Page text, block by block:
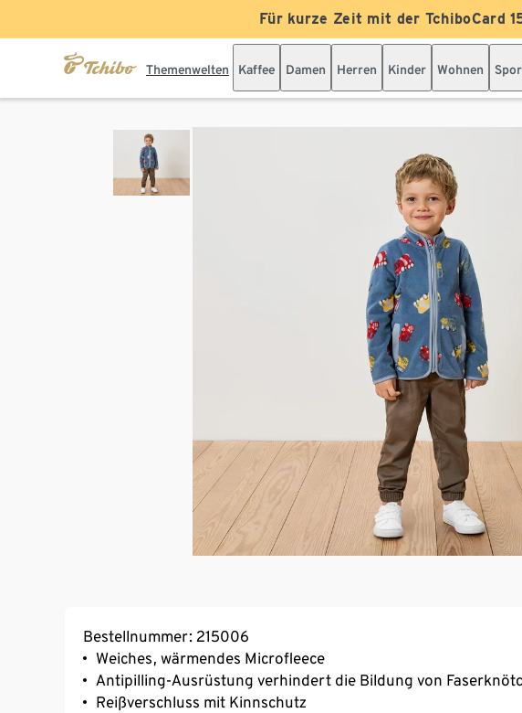
Für kurze Zeit mit der TchiboCard
Themenwelten Kaffee Damen Herren Kinder Wohnen
Bestellnummer: 215006
Weiches, wärmendes Microfleece
Antipilling-Ausrüstung verhindert die Bildung von
Reißverschluss mit Kinnschutz